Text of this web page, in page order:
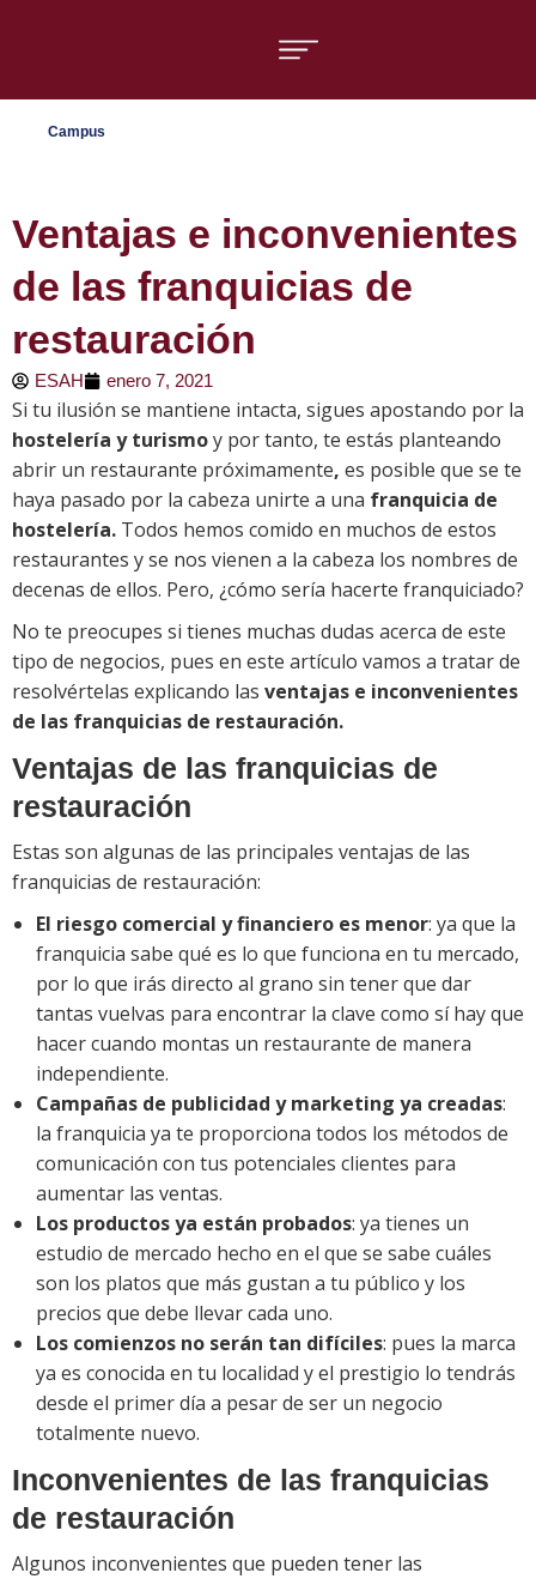
Campus
Ventajas e inconvenientes
de las franquicias de
restauración
ESAH enero 7, 2021
Si tu ilusión se mantiene intacta, sigues apostando por la
hostelería y turismoy por tanto, te estás planteando
abrir un restaurante próximamente, es posible que se te
haya pasado por la cabeza unirte a una franquicia de
hostelería. Todos hemos comido en muchos de estos
restaurantes y se nos vienen a la cabeza los nombres de
decenas de ellos. Pero, ¿cómo sería hacerte franquiciado?
No te preocupes si tienes muchas dudas acerca de este
tipo de negocios, pues en este artículo vamos a tratar de
resolvértelas explicando las ventajas e inconvenientes
de las franquicias de restauración.
Ventajas de las franquicias de
restauración
Estas son algunas de las principales ventajas de las
franquicias de restauración:
El riesgo comercial y financiero es menor: ya que la
franquicia sabe qué es lo que funciona en tu mercado,
por lo que irás directo al grano sin tener que dar
tantas vuelvas para encontrar la clave como sí hay que
hacer cuando montas un restaurante de manera
independiente.
Campañas de publicidad y marketing ya creadas:
la franquicia ya te proporciona todos los métodos de
comunicación con tus potenciales clientes para
aumentar las ventas.
Los productos ya están probados: ya tienes un
estudio de mercado hecho en el que se sabe cuáles
son los platos que más gustan a tu público y los
precios que debe llevar cada uno.
Los comienzos no serán tan difíciles: pues la marca
ya es conocida en tu localidad y el prestigio lo tendrás
desde el primer día a pesar de ser un negocio
totalmente nuevo.
Inconvenientes de las franquicias
de restauración
Algunos inconvenientes que pueden tener las